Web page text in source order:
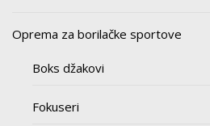
Oprema za borilačke sportove
Boks džakovi
Fokuseri